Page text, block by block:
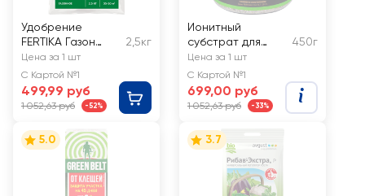
Удобрение
FERTIKA Газон
весна-лето, Арт.
Ф02994
2,5кг
Цена за 1 шт
С Картой №1
499,99 руб
1 052,63 руб -52%
Ионитный
субстрат для
выращивания
комнатных
растений ZION
Light Космо, Арт.
K000012
450г
Цена за 1 шт
С Картой №1
699,00 руб
1 052,63 руб -33%
5.0 3.7